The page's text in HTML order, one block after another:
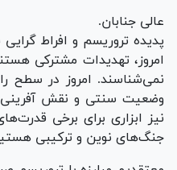
عالی جنابان.
پدیده تروریسم و افراط
امروز، تهدیدات مشترکی
نمی‌شناسند. امروز در سطح
وضعیت سنتی و نقش
نیز ابزاری برای برخی
جنگ‌های نوین و ترکیبی